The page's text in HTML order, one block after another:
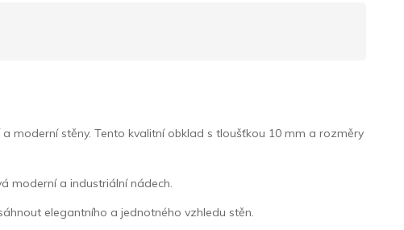
moderní stěny. Tento kvalitní obklad s tloušťkou 10 mm a rozměry
moderní a industriální nádech.
elegantního a jednotného vzhledu stěn.